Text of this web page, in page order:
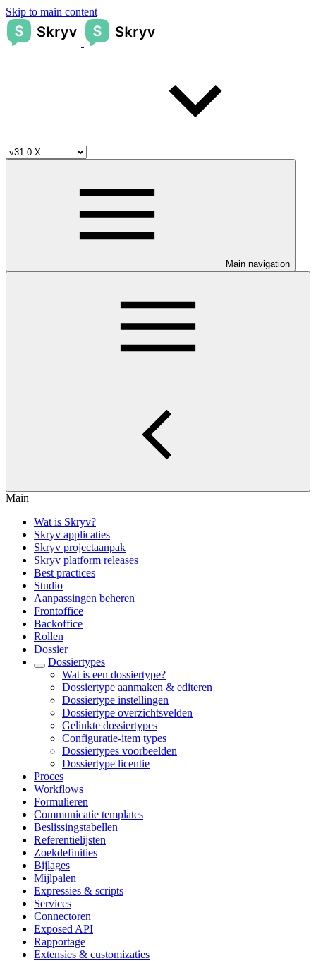
Skip to main content
Main navigation
Main
Wat is Skryv?
Skryv applicaties
Skryv projectaanpak
Skryv platform releases
Best practices
Studio
Aanpassingen beheren
Frontoffice
Backoffice
Rollen
Dossier
Dossiertypes
Wat is een dossiertype?
Dossiertype aanmaken & editeren
Dossiertype instellingen
Dossiertype overzichtsvelden
Gelinkte dossiertypes
Configuratie-item types
Dossiertypes voorbeelden
Dossiertype licentie
Proces
Workflows
Formulieren
Communicatie templates
Beslissingstabellen
Referentielijsten
Zoekdefinities
Bijlages
Mijlpalen
Expressies & scripts
Services
Connectoren
Exposed API
Rapportage
Extensies & customizaties